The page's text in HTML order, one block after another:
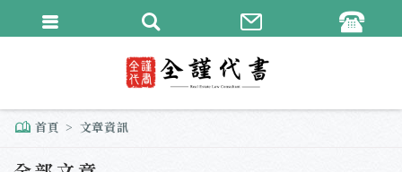
首頁 文章資訊
繁體中文
English